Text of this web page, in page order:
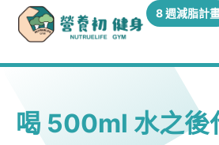
8 週減脂計
喝 500ml 水之後